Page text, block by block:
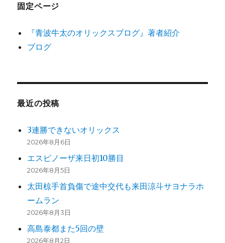
固定ページ
『青波牛太のオリックスブログ』著者紹介
ブログ
最近の投稿
3連勝できないオリックス
2026年8月6日
エスピノーザ来日初10勝目
2026年8月5日
太田椋手首負傷で途中交代も来田涼斗サヨナラホ
ームラン
2026年8月3日
高島泰都また5回の壁
2026年8月2日